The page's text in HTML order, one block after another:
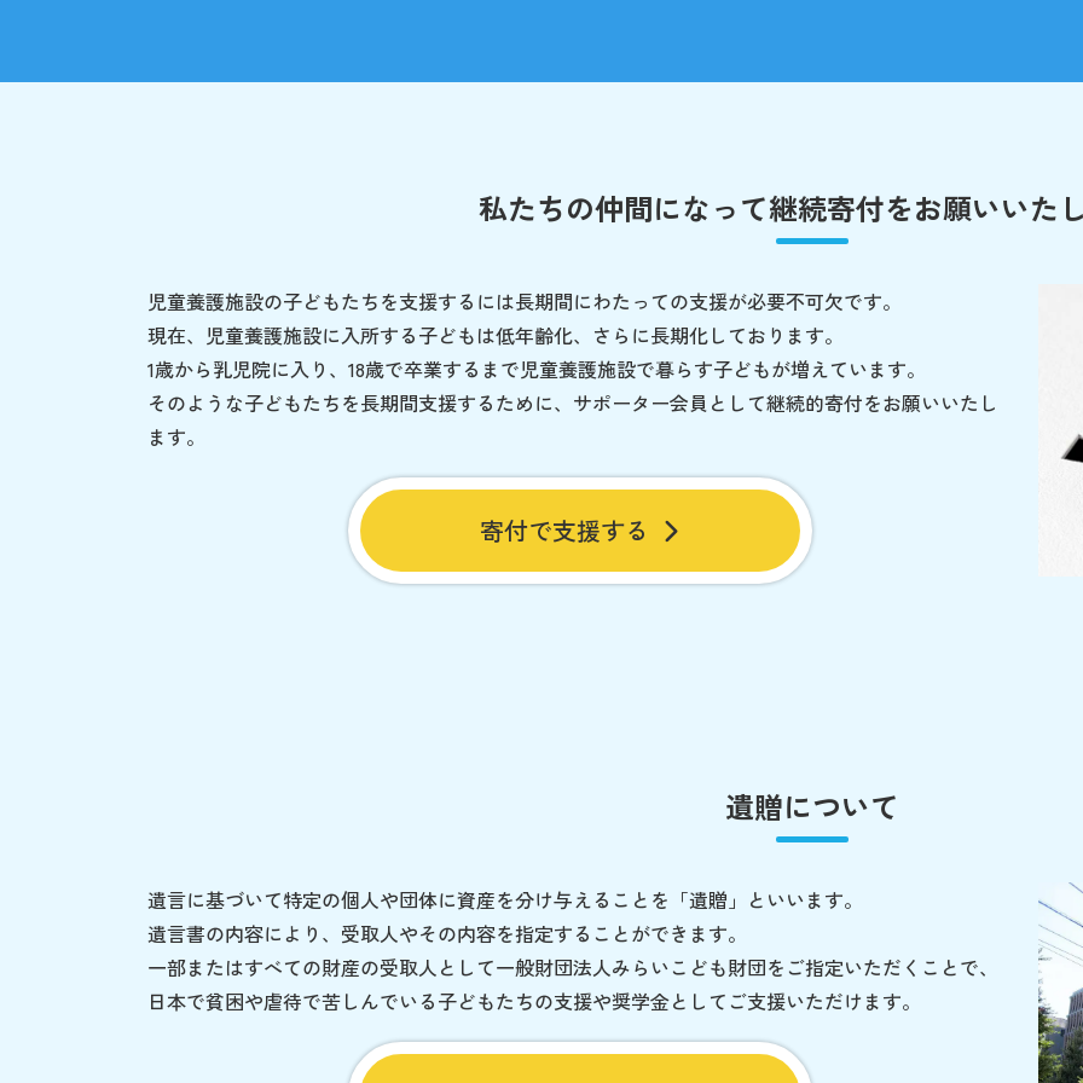
私たちの仲間になって継続寄付をお願いいた
児童養護施設の子どもたちを支援するには長期間にわたっての支援が必要不可欠です。
現在、児童養護施設に入所する子どもは低年齢化、さらに長期化しております。
1歳から乳児院に入り、18歳で卒業するまで児童養護施設で暮らす子どもが増えています。
そのような子どもたちを長期間支援するために、サポーター会員として継続的寄付をお願いいたし
ます。
寄付で支援する
遺贈について
遺言に基づいて特定の個人や団体に資産を分け与えることを「遺贈」といいます。
遺言書の内容により、受取人やその内容を指定することができます。
一部またはすべての財産の受取人として一般財団法人みらいこども財団をご指定いただくことで、
日本で貧困や虐待で苦しんでいる子どもたちの支援や奨学金としてご支援いただけます。